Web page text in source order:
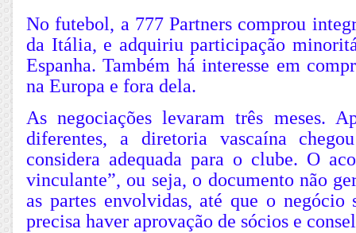
No futebol, a 777 Partners comprou
da Itália, e adquiriu participação
Espanha. Também há interesse em
na Europa e fora dela.
As negociações levaram três meses.
diferentes, a diretoria vascaína
considera adequada para o clube. O
vinculante”, ou seja, o documento não
as partes envolvidas, até que o negócio
precisa haver aprovação de sócios e